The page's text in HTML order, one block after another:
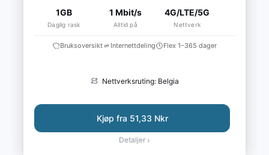
1GB
Daglig rask
1 Mbit/s
Alltid på
4G/LTE/5G
Nettverk
Bruksoversikt Internettdeling Flex 1–365 dager
Nettverksruting: Belgia
Kjøp fra 51,33 Nkr
Detaljer ›